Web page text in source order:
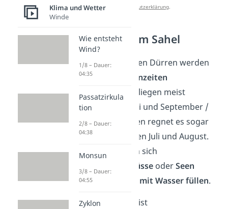
Datenschutzerklärung.
Regenzeiten im Sahel
Die langanhaltenden Dürren werden
nurkurz
Regenzeiten
unterbrochen. Sie liegen meist
zwischen Mai / Juni und September /
Oktober. Im Norden regnet es sogar
nur einmal zwischen Juli und August.
Zu der Zeit können sich
Flüsse oderSeen
kurzfristig
mit Wasser füllen.
Für die Regenfälle ist
Klima und Wetter
Winde
Wie entsteht
Wind?
1/8 – Dauer:
04:35
Passatzirkula
tion
2/8 – Dauer:
04:38
Monsun
3/8 – Dauer:
04:55
Zyklon